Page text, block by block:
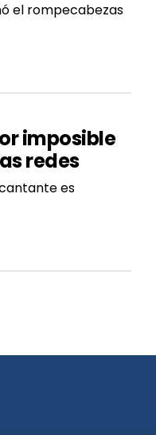
el rompecabezas
imposible
redes
es